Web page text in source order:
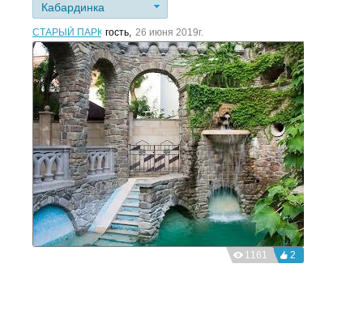
Кабардинка
СТАРЫЙ ПАРК гость, 26 июня 2019г.
2
1161